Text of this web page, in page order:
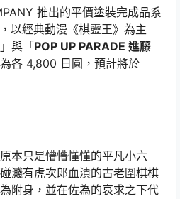
推出的平價塗裝完成品系
以經典動漫《棋靈王》為主
」與「POP UP PARADE 進藤
各 4,800 日圓，預計將於
原本只是懵懵懂懂的平凡小六
濺有虎次郎血漬的古老圍棋棋
附身，並在佐為的哀求之下代